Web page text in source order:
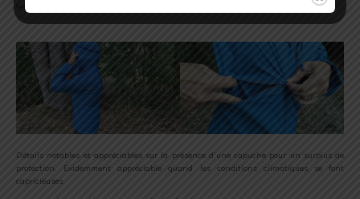
temps un peu capricieux.t
Détails notables et appréciables sur la présence d’une capuche pour un surplus de
protection. Evidemment appréciable quand les conditions climatiques se font
capricieuses.